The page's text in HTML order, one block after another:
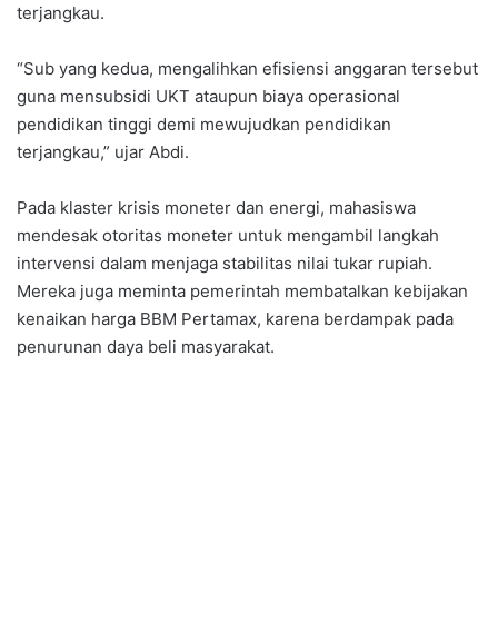
terjangkau.
“Sub yang kedua, mengalihkan efisiensi anggaran tersebut
guna mensubsidi UKT ataupun biaya operasional
pendidikan tinggi demi mewujudkan pendidikan
terjangkau,” ujar Abdi.
Pada klaster krisis moneter dan energi, mahasiswa
mendesak otoritas moneter untuk mengambil langkah
intervensi dalam menjaga stabilitas nilai tukar rupiah.
Mereka juga meminta pemerintah membatalkan kebijakan
kenaikan harga BBM Pertamax, karena berdampak pada
penurunan daya beli masyarakat.